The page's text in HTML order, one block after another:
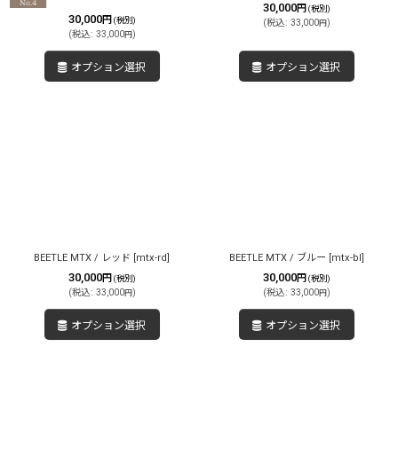
30,000円 (税別)
(税込: 33,000円)
オプション選択
30,000円 (税別)
(税込: 33,000円)
オプション選択
BEETLE MTX / レッド mtx-rd
30,000円 (税別)
(税込: 33,000円)
オプション選択
BEETLE MTX / ブルー mtx-bl
30,000円 (税別)
(税込: 33,000円)
オプション選択